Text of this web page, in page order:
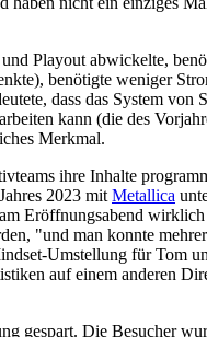
Playout abwickelte,
benötigte weniger
dass das System von
kann (die des
Merkmal.
ihre Inhalte
2023 mit Metallica
Eröffnungsabend wirklich
"und man konnte
Umstellung für Tom
auf einem anderen
gespart. Die Besucher